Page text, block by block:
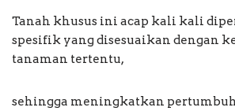
Tanah khusus ini acap kali kali
spesifik yang disesuaikan dengan
tanaman tertentu,
sehingga meningkatkan